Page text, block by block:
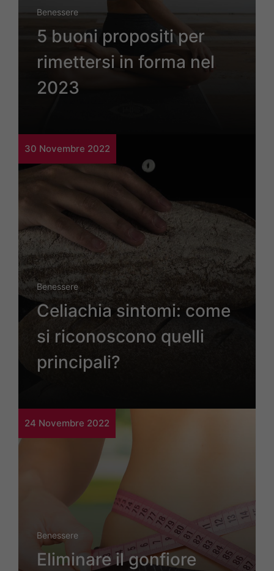
Benessere
5 buoni propositi per
rimettersi in forma nel
2023
30 Novembre 2022
Benessere
Celiachia sintomi: come
si riconoscono quelli
principali?
24 Novembre 2022
Benessere
Eliminare il gonfiore